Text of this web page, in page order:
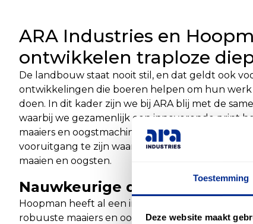
Toestemming
Deze website maakt
ARA Industries en
ontwikkelen traploze
De landbouw staat nooit stil, en dat geldt ook
ontwikkelingen die boeren helpen om hun
doen. In dit kader zijn we bij ARA blij met de
waarbij we gezamenlijk een innoverende print
maaiers en oogstmachines. Deze nieuwe
vooruitgang te zijn waarop diepteaanpassing
maaien en oogsten.
Nauwkeurige diepteregeling
Hoopman heeft al een indrukwekkende
robuuste maaiers en oogstmachines, die